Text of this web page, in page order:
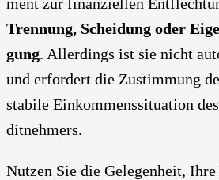
Tren­nung, Schei­dung oder
gung. Aller­dings ist sie nicht
und erfor­dert die Zustim­mung
sta­bi­le Ein­kom­mens­si­tua­ti­on
dit­neh­mers.
Nut­zen Sie die Gele­gen­heit,